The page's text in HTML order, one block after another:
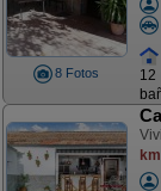
8 Fotos
12
km